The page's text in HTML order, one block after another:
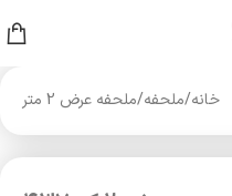
خانه/ملحفه/ملحفه عرض 2 متر